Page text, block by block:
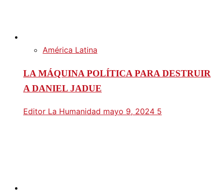
América Latina
LA MÁQUINA POLÍTICA PARA DESTRUIR
A DANIEL JADUE
Editor La Humanidad mayo 9, 2024 5